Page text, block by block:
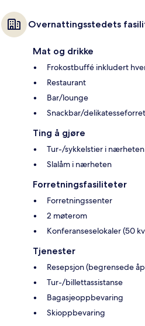
Overnattingsstedets
Mat og drikke
Frokostbuffé inkludert
Restaurant
Bar/lounge
Snackbar/
Ting å gjøre
Tur-/sykkelstier i nærheten
Slalåm i nærheten
Forretningsfasiliteter
Forretningssenter
2 møterom
Konferanseselokaler (50
Tjenester
Resepsjon (begrensede
Tur-/billettassistanse
Bagasjeoppbevaring
Skioppbevaring